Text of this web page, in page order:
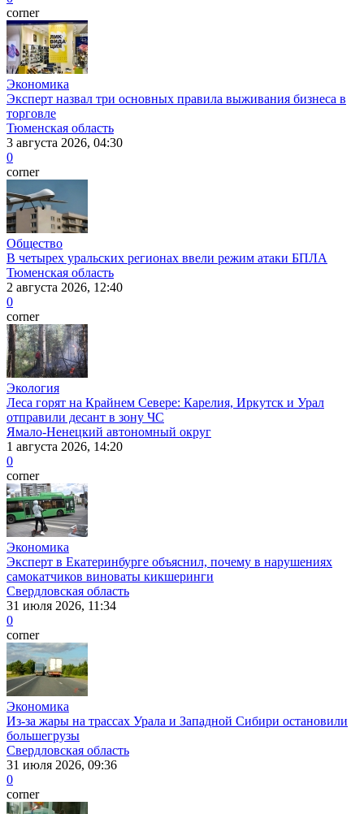
corner
Экономика
Эксперт назвал три основных правила выживания бизнеса в
торговле
Тюменская область
3 августа 2026, 04:30
0
corner
Общество
В четырех уральских регионах ввели режим атаки БПЛА
Тюменская область
2 августа 2026, 12:40
0
corner
Экология
Леса горят на Крайнем Севере: Карелия, Иркутск и Урал
отправили десант в зону ЧС
Ямало-Ненецкий автономный округ
1 августа 2026, 14:20
0
corner
Экономика
Эксперт в Екатеринбурге объяснил, почему в нарушениях
самокатчиков виноваты кикшеринги
Свердловская область
31 июля 2026, 11:34
0
corner
Экономика
Из-за жары на трассах Урала и Западной Сибири остановили
большегрузы
Свердловская область
31 июля 2026, 09:36
0
corner